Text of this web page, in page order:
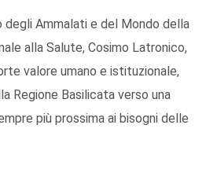
degli Ammalati e del Mondo della
alla Salute, Cosimo Latronico,
valore umano e istituzionale,
Regione Basilicata verso una
più prossima ai bisogni delle